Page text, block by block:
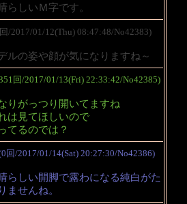
らしいＭ字です。
/2017/01/12(Thu) 08:47:48/No42383)
ルの姿や顔が気になりますね～
回/2017/01/13(Fri) 22:33:42/No42385)
りがっつり開いてますね
は見てほしいので
てるのでは？
回/2017/01/14(Sat) 20:27:30/No42386)
らしい開脚で露わになる純白がた
ませんね。